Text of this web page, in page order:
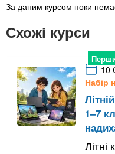
За даним курсом поки немає
Схожі курси
10
Набір
1–7
Літні